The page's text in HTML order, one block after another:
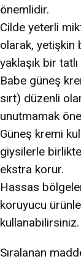
önemlidir.
Cilde yeterli
olarak, yetişkin
yaklaşık bir
Babe güneş
sırt) düzenli
unutmamak
Güneş kremi
giysilerle
ekstra korur.
Hassas
koruyucu
kullanabilirsiniz.
Sıralanan